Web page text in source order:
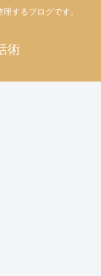
するブログです。
術